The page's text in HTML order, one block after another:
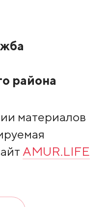
района
материалов
AMUR.LIFE